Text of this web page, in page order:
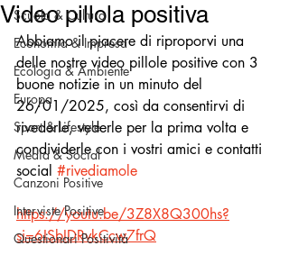
Scuola & Cultura
Economia & Impresa
Ecologia & Ambiente
Europa
Sport & Lifestyle
Media & Social
Canzoni Positive
Interviste Positive
Questionari Positività
Video pillola positiva
Abbiamo il piacere di riproporvi una
delle nostre video pillole positive con 3
buone notizie in un minuto del
26/01/2025, così da consentirvi di
rivederle, vederle per la prima volta e
condividerle con i vostri amici e contatti
social #rivediamole
https://youtu.be/3Z8X8Q300hs?
si=6ISbIDRvkCcw7frQ